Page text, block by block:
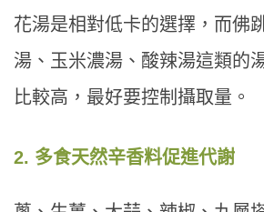
花湯是相對低卡的選擇，而佛
湯、玉米濃湯、酸辣湯這類的
比較高，最好要控制攝取量。
2. 多食天然辛香料促進代謝